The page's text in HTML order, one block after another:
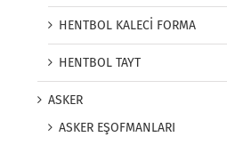
HENTBOL KALECİ FORMA
HENTBOL TAYT
ASKER
ASKER EŞOFMANLARI